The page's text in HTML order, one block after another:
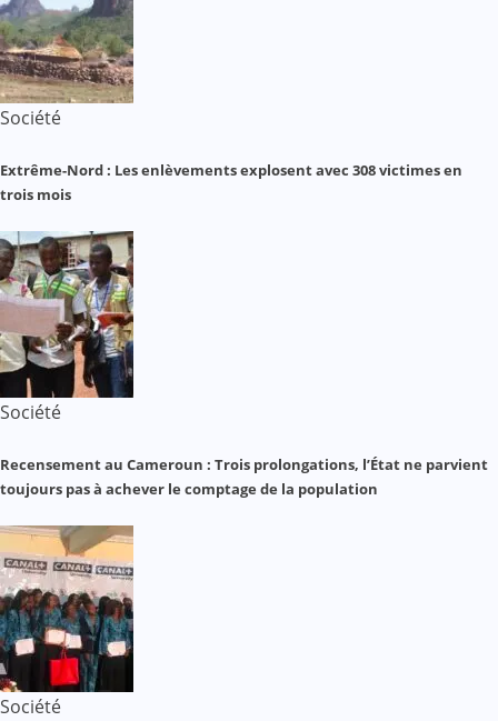
Société
Extrême-Nord : Les enlèvements explosent avec 308 victimes en
trois mois
Société
Recensement au Cameroun : Trois prolongations, l’État ne parvient
toujours pas à achever le comptage de la population
Société